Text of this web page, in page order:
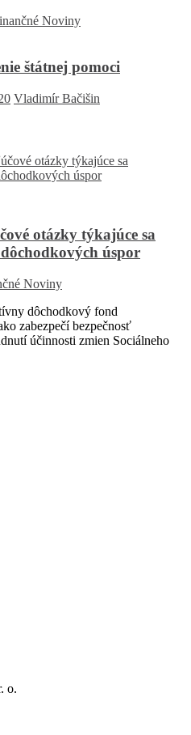
Noviny
štátnej pomoci
Vladimír Bačišin
otázky týkajúce sa
úspor
Noviny
dôchodkový fond
zabezpečí bezpečnosť
účinnosti zmien Sociálneho
o.